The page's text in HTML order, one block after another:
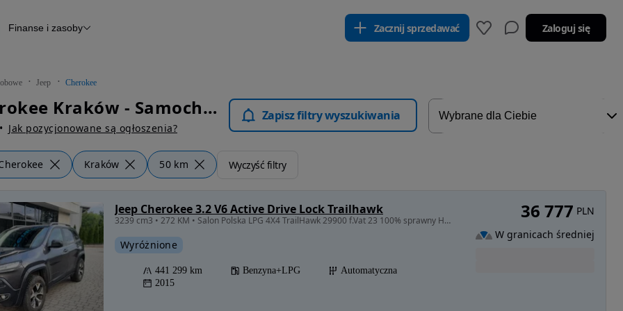
Raport z inspekcji
Otomoto News
Finanse i zasoby Zacznij sprzedawać Zaloguj się
Jeep Cherokee
Jeep Cherokee Kraków - Samochody Osobowe
Jak pozycjonowane są ogłoszenia?
Zapisz filtry wyszukiwania
Kraków 50 km Wyczyść filtry
Jeep Cherokee 3.2 V6 Active Drive Lock Trailhawk
3239 cm3 • 272 KM • Salon Polska LPG 4X4 TrailHawk 29900 f.Vat 23 100% sprawny Hak
Wyróżnione
441 299 km Benzyna+LPG
Automatyczna
2015
36 777 PLN
W granicach średniej